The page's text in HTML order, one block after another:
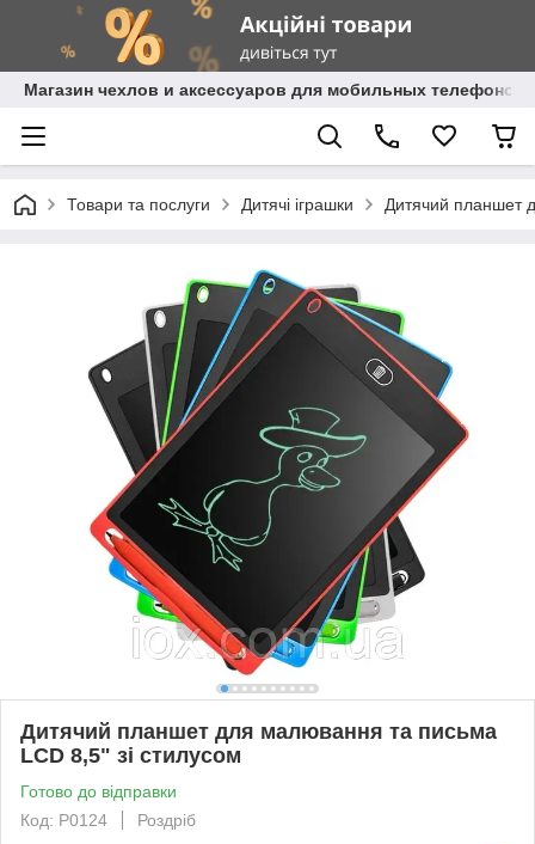
Магазин чехлов и аксессуаров для мобильных телефонов
Товари та послуги Дитячі іграшки Дитячий планшет
Дитячий планшет для малювання та письма
LCD 8,5" зі стилусом
Готово до відправки
Код: P0124
Роздріб